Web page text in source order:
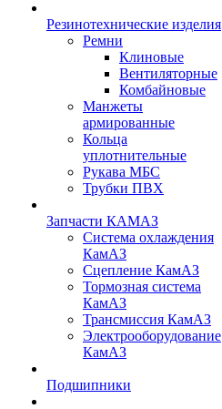
Резинотехнические изделия
Ремни
Клиновые
Вентиляторные
Комбайновые
Манжеты
армированные
Кольца
уплотнительные
Рукава МБС
Трубки ПВХ
Запчасти КАМАЗ
Система охлаждения
КамАЗ
Сцепление КамАЗ
Тормозная система
КамАЗ
Трансмиссия КамАЗ
Электрооборудование
КамАЗ
Подшипники